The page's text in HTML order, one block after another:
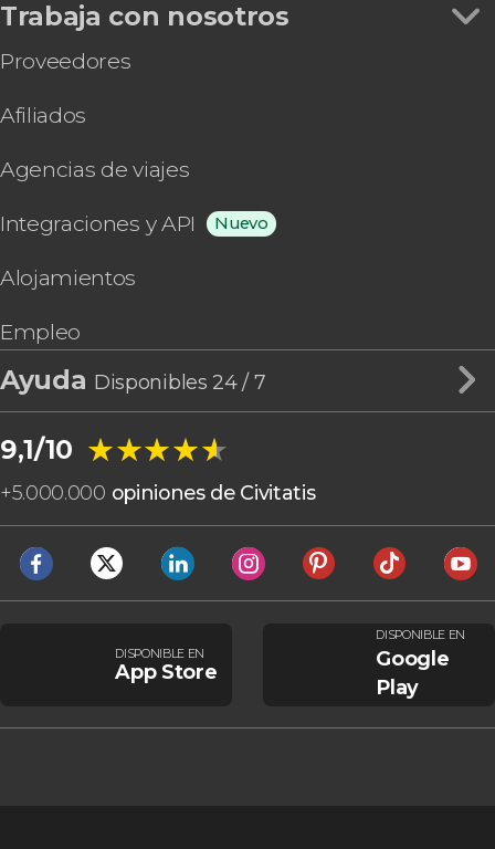
Trabaja con nosotros
Proveedores
Afiliados
Agencias de viajes
Integraciones y API Nuevo
Alojamientos
Empleo
Ayuda Disponibles 24 / 7
9,1/10 ★★★★★
★★★★★
+5.000.000 opiniones de Civitatis
DISPONIBLE EN
App Store
DISPONIBLE EN
Google
Play